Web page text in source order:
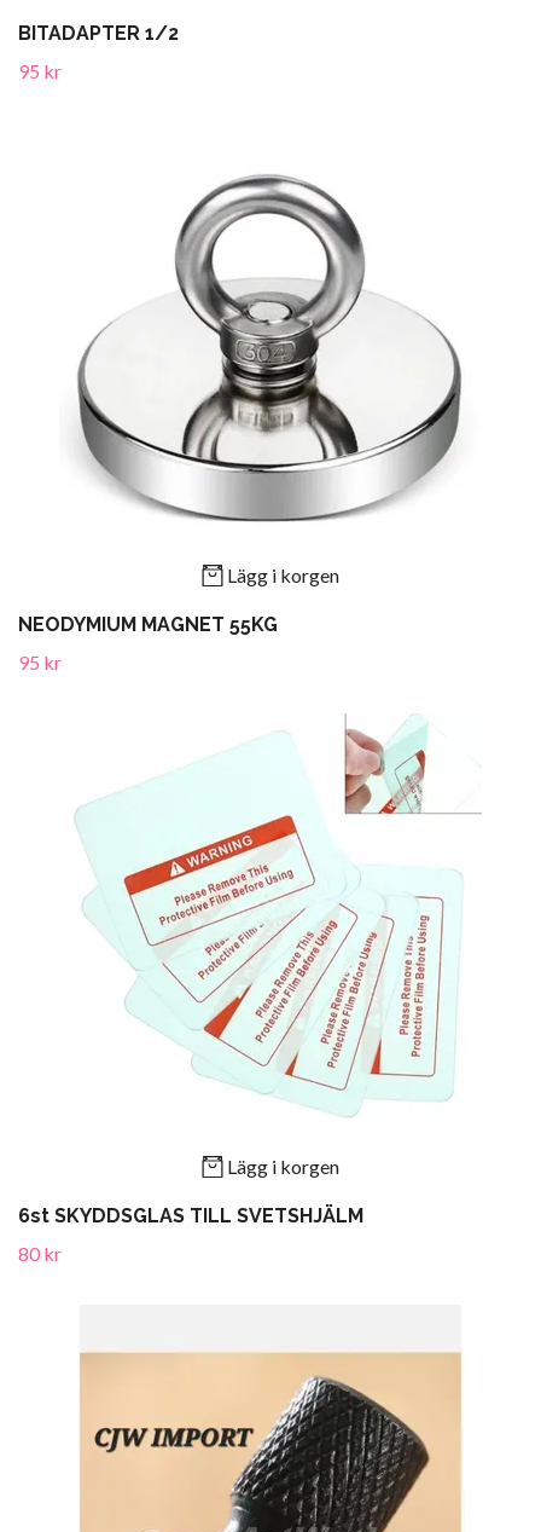
BITADAPTER 1/2
95 kr
Lägg i korgen
NEODYMIUM MAGNET 55KG
95 kr
Lägg i korgen
6st SKYDDSGLAS TILL SVETSHJÄLM
80 kr